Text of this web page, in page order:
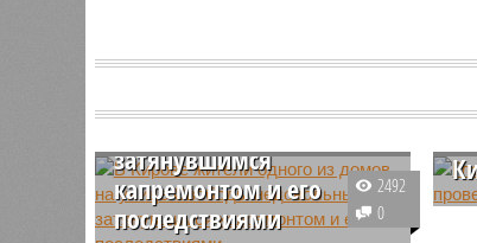
В Кирове жители одного
Свободы недовольны
затянувшимся
капремонтом и его
последствиями
2492
0